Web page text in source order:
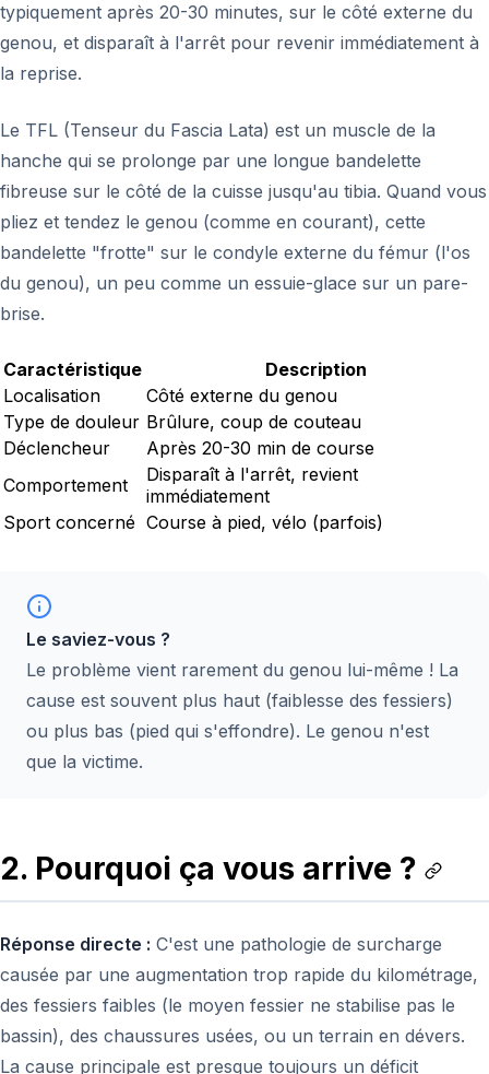
typiquement après 20-30 minutes, sur le côté externe du
genou, et disparaît à l'arrêt pour revenir immédiatement à
la reprise.
Le TFL (Tenseur du Fascia Lata) est un muscle de la
hanche qui se prolonge par une longue bandelette
fibreuse sur le côté de la cuisse jusqu'au tibia. Quand vous
pliez et tendez le genou (comme en courant), cette
bandelette "frotte" sur le condyle externe du fémur (l'os
du genou), un peu comme un essuie-glace sur un pare-
brise.
Caractéristique
Description
Localisation
Côté externe du genou
Type de douleur Brûlure, coup de couteau
Déclencheur
Après 20-30 min de course
Comportement
Disparaît à l'arrêt, revient
immédiatement
Sport concerné Course à pied, vélo (parfois)
Le saviez-vous ?
Le problème vient rarement du genou lui-même ! La
cause est souvent plus haut (faiblesse des fessiers)
ou plus bas (pied qui s'effondre). Le genou n'est
que la victime.
2. Pourquoi ça vous arrive ?
Réponse directe : C'est une pathologie de surcharge
causée par une augmentation trop rapide du kilométrage,
des fessiers faibles (le moyen fessier ne stabilise pas le
bassin), des chaussures usées, ou un terrain en dévers.
La cause principale est presque toujours un déficit